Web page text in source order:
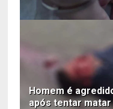
Homem é
após tentar